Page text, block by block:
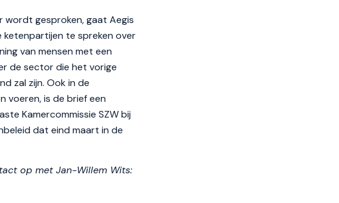
gesproken, gaat Aegis
ketenpartijen te spreken over
van mensen met een
de sector die het vorige
zal zijn. Ook in de
voeren, is de brief een
Kamercommissie SZW bij
dat eind maart in de
op met Jan-Willem Wits: